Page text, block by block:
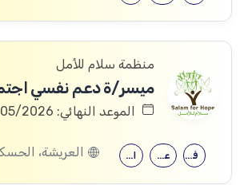
منظمة سلام للأمل
الموعد النهائي: 10/05/2026
الحقوق علم النفس فلسفة